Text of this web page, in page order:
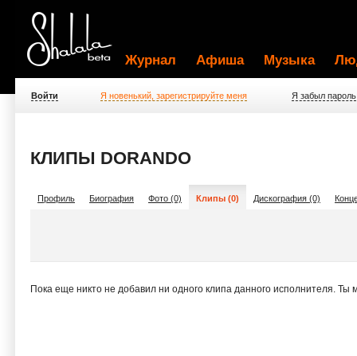
Журнал Афиша Музыка
Войти Я новенький, зарегистрируйте меня Я забыл пароль
КЛИПЫ DORANDO
Профиль Биография Фото (0) Клипы (0) Дискография (0)
Пока еще никто не добавил ни одного клипа данного исполнителя.